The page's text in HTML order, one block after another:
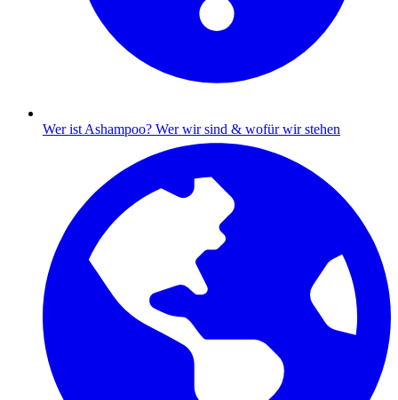
Wer ist Ashampoo? Wer wir sind & wofür wir stehen